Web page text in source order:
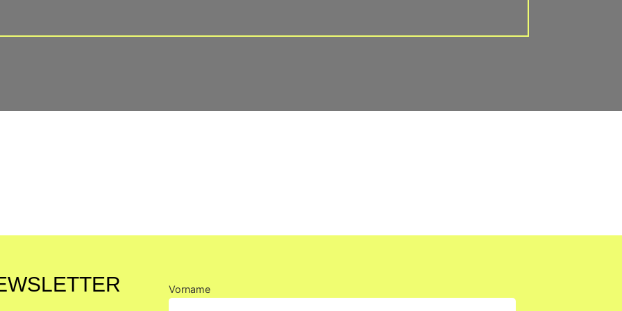
Vorname